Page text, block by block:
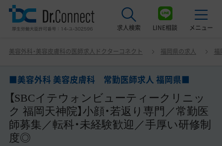
求人検索 LINE相談 メニュー
美容クリニック見学ご希望の方はこちら
サービス紹介
ドクターコネクトの強み
美容外科・美容皮膚科の医師求人ドクターコネクト 福岡県の求人 福
■美容外科 美容皮膚科 常勤医師求人 福岡県■
【SBCイテウォンビューティークリニッ
ク 福岡天神院】小顔・若返り専門／常勤医
師募集／転科・未経験歓迎／手厚い研修制
度◎
■美容外科 美容皮膚科 常勤医師求人 福岡県■ 【SBCイ
テウォンビューティークリニック 福岡天神院】小顔・若返
度◎ 事前の面接対策は必須です！ 気になる方はお早目にお